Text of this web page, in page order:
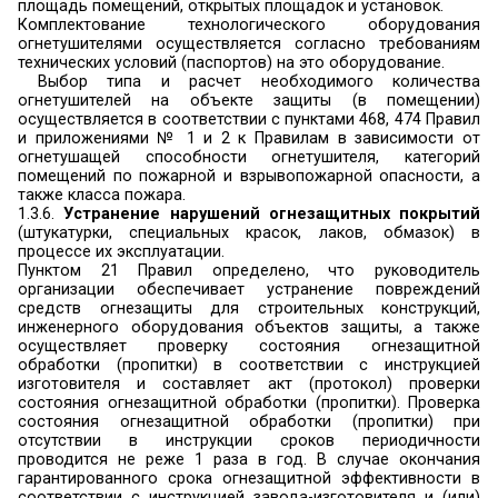
холлов, фойе, тамбуров и лестничных клеток,
препятствующие распространению
пожара на путях эвакуации;
ж) размещать мебель, оборудование и другие
подходах к пожарным кранам
противопожарного водопровода и первичным
пожаротушения, у дверей эвакуационных
на балконах и лоджиях, в переходах между
выходами на наружные эвакуационные
демонтировать межбалконные
заваривать люки на балконах и лоджиях квартир;
з) проводить уборку помещений и
применением бензина, керосина
легковоспламеняющихся и горючих
производить отогревание замерзших труб
лампами и другими способами с применением
огня;
и) остеклять балконы, лоджии и галереи,
незадымляемым лестничным клеткам;
к) устраивать в лестничных клетках и
кладовые и другие подсобные помещения, а